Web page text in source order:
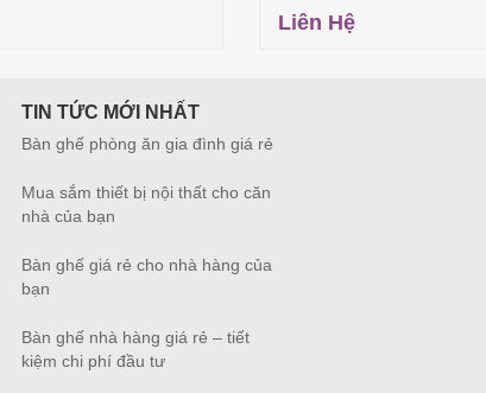
Liên Hệ
TIN TỨC MỚI NHẤT
Bàn ghế phòng ăn gia đình giá rẻ
Mua sắm thiết bị nội thất cho căn
nhà của bạn
Bàn ghế giá rẻ cho nhà hàng của
bạn
Bàn ghế nhà hàng giá rẻ – tiết
kiệm chi phí đầu tư